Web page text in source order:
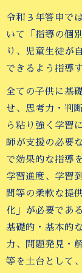
令和３年答申で
いて「指導の個
り、児童生徒が
できるよう指導
全ての子供に基
せ、思考力・判
ら粘り強く学習
師が支援の必要
で効果的な指導
学習進度、学習
間等の柔軟な提
化」が必要である
基礎的・基本的
力、問題発見・
等を土台として